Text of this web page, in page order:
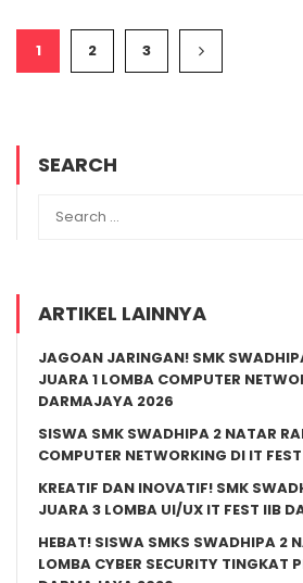
1 2 3
SEARCH
ARTIKEL LAINNYA
JAGOAN JARINGAN! SMK
JUARA 1 LOMBA COMPUTER
DARMAJAYA 2026
SISWA SMK SWADHIPA 2 NATAR
COMPUTER NETWORKING DI IT
KREATIF DAN INOVATIF! SMK
JUARA 3 LOMBA UI/UX IT FEST IIB
HEBAT! SISWA SMKS SWADHIPA 2
LOMBA CYBER SECURITY TINGKAT